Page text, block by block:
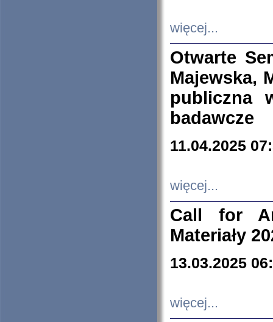
więcej...
Otwarte
Majewska,
publiczna
badawcze
11.04.2025
więcej...
Call for
Materiały
13.03.2025
więcej...